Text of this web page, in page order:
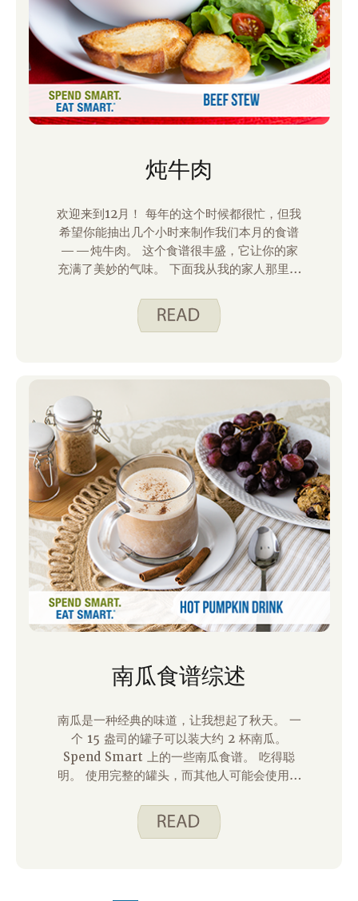
炖牛肉
欢迎来到12月！ 每年的这个时候都很忙，但我
希望你能抽出几个小时来制作我们本月的食谱
——炖牛肉。 这个食谱很丰盛，它让你的家
充满了美妙的气味。 下面我从我的家人那里得
南瓜食谱综述
南瓜是一种经典的味道，让我想起了秋天。 一
个 15 盎司的罐子可以装大约 2 杯南瓜。
Spend Smart 上的一些南瓜食谱。 吃得聪
明。 使用完整的罐头，而其他人可能会使用较